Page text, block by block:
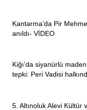
Kantarma’da Pir
anıldı- VİDEO
Kiğı’da siyanürlü
tepki: Peri Vadisi
5. Altınoluk Alevi Kültür